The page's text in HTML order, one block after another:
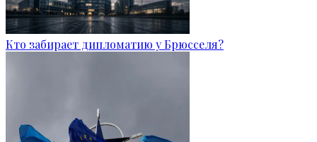
Кто забирает дипломатию у Брюсселя?